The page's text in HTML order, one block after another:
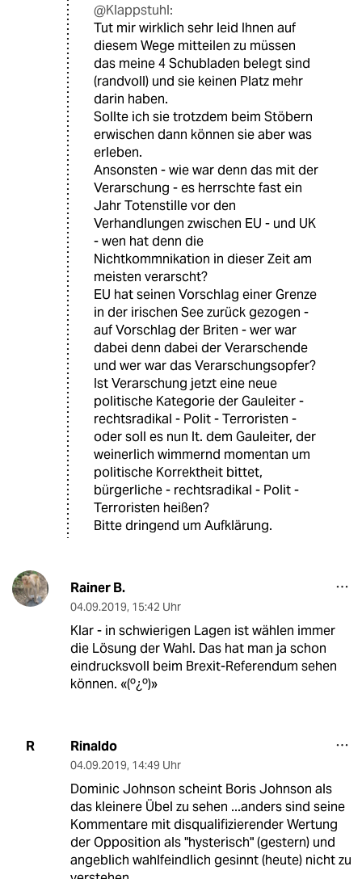
@Klappstuhl:
Tut mir wirklich sehr leid Ihnen auf
diesem Wege mitteilen zu müssen
das meine 4 Schubladen belegt sind
(randvoll) und sie keinen Platz mehr
darin haben.
Sollte ich sie trotzdem beim Stöbern
erwischen dann können sie aber was
erleben.
Ansonsten - wie war denn das mit der
Verarschung - es herrschte fast ein
Jahr Totenstille vor den
Verhandlungen zwischen EU - und UK
- wen hat denn die
Nichtkommnikation in dieser Zeit am
meisten verarscht?
EU hat seinen Vorschlag einer Grenze
in der irischen See zurück gezogen -
auf Vorschlag der Briten - wer war
dabei denn dabei der Verarschende
und wer war das Verarschungsopfer?
Ist Verarschung jetzt eine neue
politische Kategorie der Gauleiter -
rechtsradikal - Polit - Terroristen -
oder soll es nun lt. dem Gauleiter, der
weinerlich wimmernd momentan um
politische Korrektheit bittet,
bürgerliche - rechtsradikal - Polit -
Terroristen heißen?
Bitte dringend um Aufklärung.
Rainer B.
04.09.2019, 15:42 Uhr
Klar - in schwierigen Lagen ist wählen immer
die Lösung der Wahl. Das hat man ja schon
eindrucksvoll beim Brexit-Referendum sehen
können. «(º¿º)»
R Rinaldo
04.09.2019, 14:49 Uhr
Dominic Johnson scheint Boris Johnson als
das kleinere Übel zu sehen ...anders sind seine
Kommentare mit disqualifizierender Wertung
der Opposition als "hysterisch" (gestern) und
angeblich wahlfeindlich gesinnt (heute) nicht zu